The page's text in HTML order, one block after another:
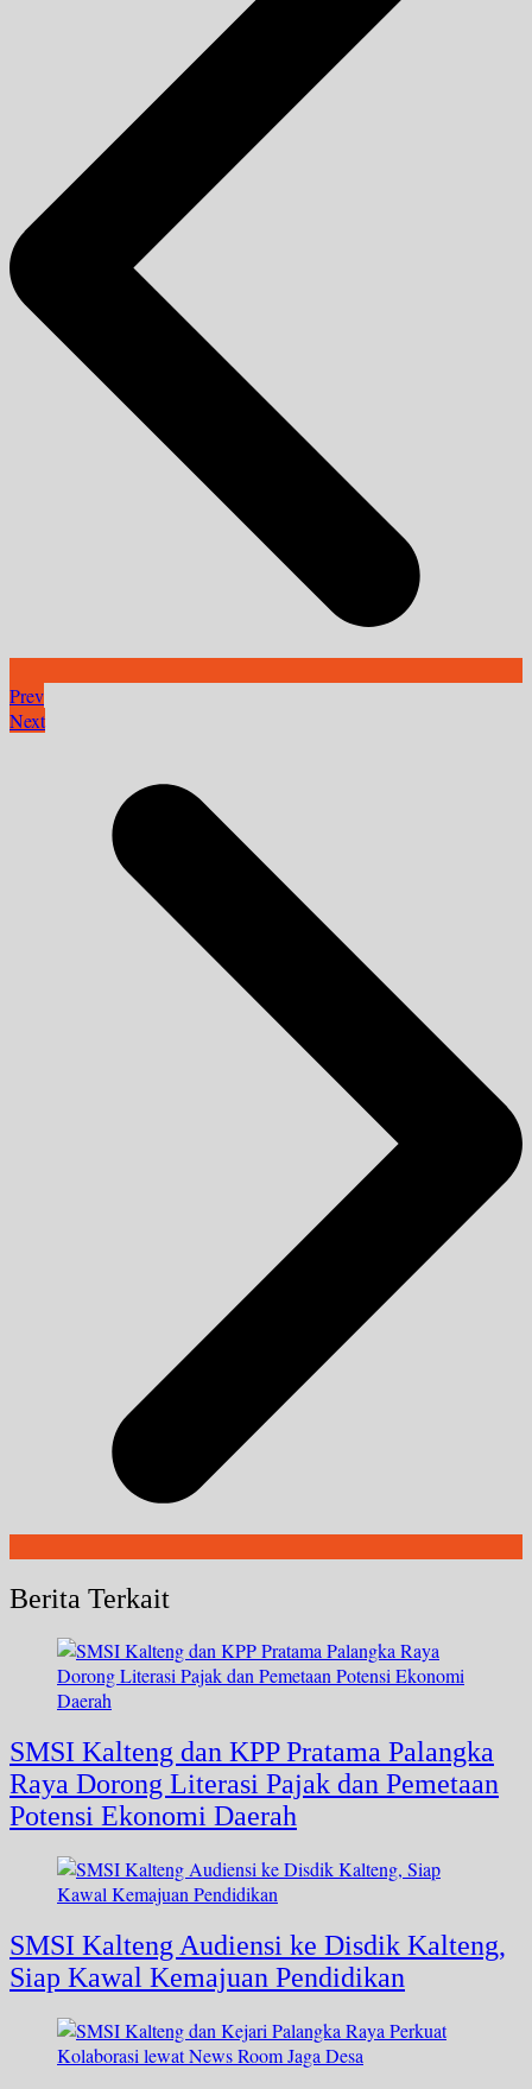
Prev
Next
Berita Terkait
SMSI Kalteng dan KPP Pratama Palangka
Raya Dorong Literasi Pajak dan Pemetaan
Potensi Ekonomi Daerah
SMSI Kalteng Audiensi ke Disdik Kalteng,
Siap Kawal Kemajuan Pendidikan